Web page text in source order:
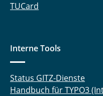
TUCard
Interne Tools
Status GITZ-Dienste
Handbuch für TYPO3